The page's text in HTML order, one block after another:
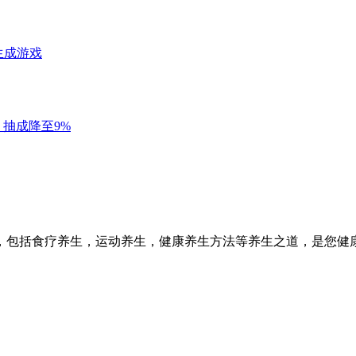
括食疗养生，运动养生，健康养生方法等养生之道，是您健